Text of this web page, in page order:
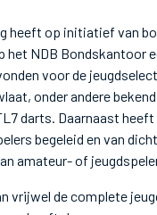
heeft op initiatief van
het NDB Bondskantoor
voor de
onder andere
darts. Daarnaast
begeleid en van
amateur- of
vrijwel de complete